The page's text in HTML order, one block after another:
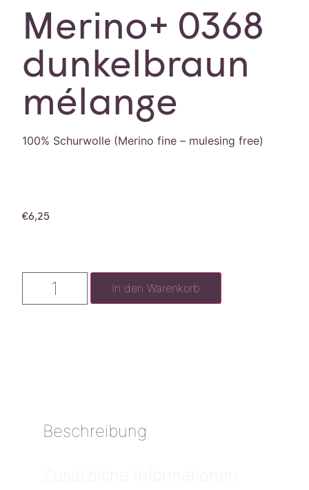
Merino+ 0368
dunkelbraun
mélange
100% Schurwolle (Merino fine – mulesing free)
€6,25
In den Warenkorb
Beschreibung
Zusätzliche Informationen